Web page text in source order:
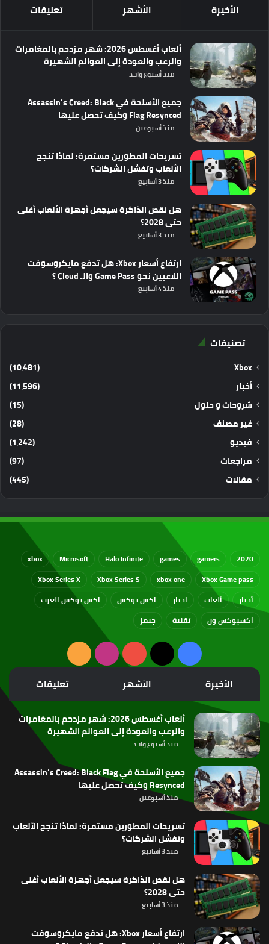
الأخيرة الأشهر تعليقات
ألعاب أغسطس 2026: شهر مزدحم بالمغامرات
والرعب والعودة إلى العوالم الشهيرة
منذ أسبوع واحد
جميع الأسلحة في Assassin’s Creed: Black
Flag Resynced وكيف تحصل عليها
منذ أسبوعين
تسريحات المطورين مستمرة: لماذا تنجح
الألعاب وتفشل الشركات؟
منذ 3 أسابيع
هل نقص الذاكرة سيجعل أجهزة الألعاب أغلى
حتى 2028؟
منذ 3 أسابيع
ارتفاع أسعار Xbox: هل تدفع مايكروسوفت
اللاعبين نحو Game Pass والـ Cloud ؟
منذ 4 أسابيع
تصنيفات
Xbox
(10٬481)
أخبار
(11٬596)
شروحات و حلول
(15)
غير مصنف
(28)
فيديو
(1٬242)
مراجعات
(97)
مقالات
(445)
2020
gamers
games
Halo Infinite
Microsoft
xbox
Xbox Game pass
xbox one
Xbox Series S
Xbox Series X
أخبار
ألعاب اخبار اكس بوكس
اكس بوكس العرب
اكسبوكس ون
تقنية جيمز
فيسبوك
‫X
‫YouTubeانستقرامملخص
الموقع
RSS
الأخيرة الأشهر تعليقات
ألعاب أغسطس 2026: شهر مزدحم بالمغامرات
والرعب والعودة إلى العوالم الشهيرة
منذ أسبوع واحد
جميع الأسلحة في Assassin’s Creed: Black Flag
Resynced وكيف تحصل عليها
منذ أسبوعين
تسريحات المطورين مستمرة: لماذا تنجح الألعاب
وتفشل الشركات؟
منذ 3 أسابيع
هل نقص الذاكرة سيجعل أجهزة الألعاب أغلى
حتى 2028؟
منذ 3 أسابيع
ارتفاع أسعار Xbox: هل تدفع مايكروسوفت